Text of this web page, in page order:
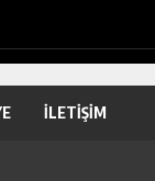
İLETİŞİM